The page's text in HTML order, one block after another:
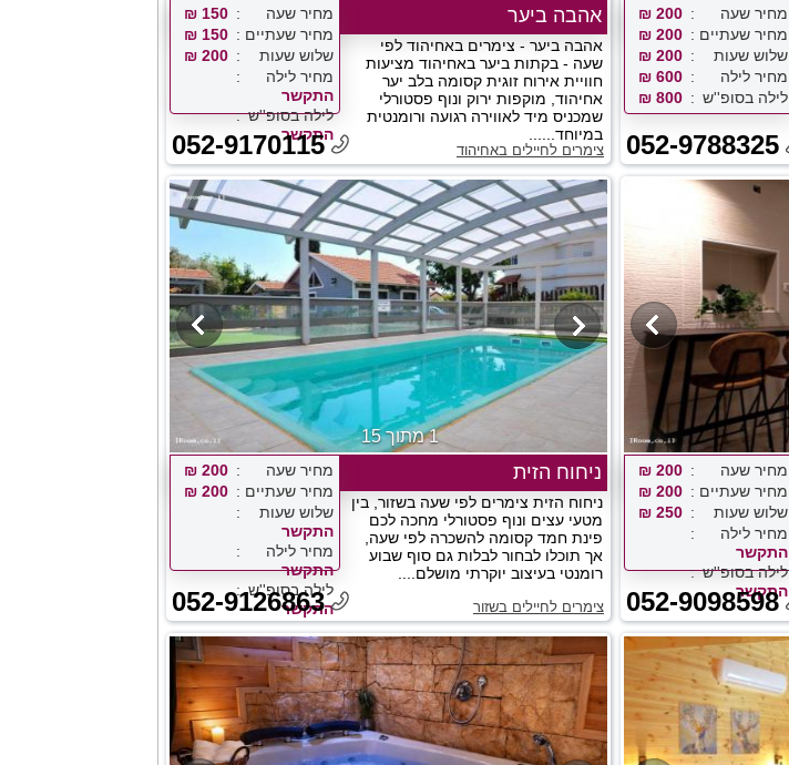
מחיר שעה
200 ₪
מחיר שעתיים
200 ₪
שלוש שעות
200 ₪
מחיר לילה
600 ₪
לילה בסופ''ש
800 ₪
052-9788325
אהבה ביער
אהבה ביער - צימרים באחיהוד לפי
שעה - בקתות ביער באחיהוד מציעות
חוויית אירוח זוגית קסומה בלב יער
אחיהוד, מוקפות ירוק ונוף פסטורלי
שמכניס מיד לאווירה רגועה ורומנטית
במיוחד......
צימרים לחיילים באחיהוד
מחיר שעה
150 ₪
מחיר שעתיים
150 ₪
שלוש שעות
200 ₪
מחיר לילה
התקשר
לילה בסופ''ש
התקשר
052-9170115
מחיר שעה
200 ₪
מחיר שעתיים
200 ₪
שלוש שעות
250 ₪
מחיר לילה
התקשר
לילה בסופ''ש
התקשר
052-9098598
1 מתוך 15
ניחוח הזית
ניחוח הזית צימרים לפי שעה בשזור, בין
מטעי עצים ונוף פסטורלי מחכה לכם
פינת חמד קסומה להשכרה לפי שעה,
אך תוכלו לבחור לבלות גם סוף שבוע
רומנטי בעיצוב יוקרתי מושלם....
צימרים לחיילים בשזור
מחיר שעה
200 ₪
מחיר שעתיים
200 ₪
שלוש שעות
התקשר
מחיר לילה
התקשר
לילה בסופ''ש
התקשר
052-9126863